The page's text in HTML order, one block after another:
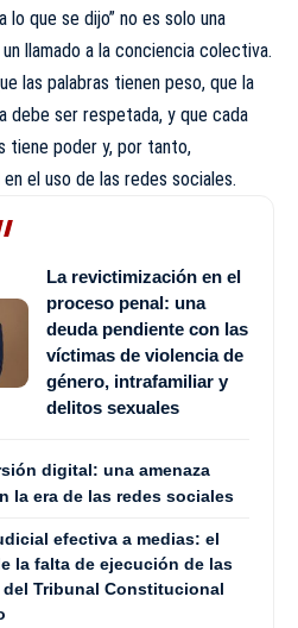
lo que se dijo” no es solo una
llamado a la conciencia colectiva.
las palabras tienen peso, que la
debe ser respetada, y que cada
tiene poder y, por tanto,
el uso de las redes sociales.
La revictimización en el
proceso penal: una
deuda pendiente con las
víctimas de violencia de
género, intrafamiliar y
delitos sexuales
digital: una amenaza
la era de las redes sociales
efectiva a medias: el
la falta de ejecución de las
Tribunal Constitucional